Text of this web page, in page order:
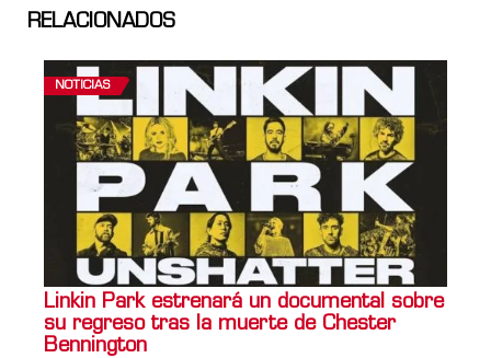
RELACIONADOS
NOTICIAS
Linkin Park estrenará un documental sobre
su regreso tras la muerte de Chester
Bennington